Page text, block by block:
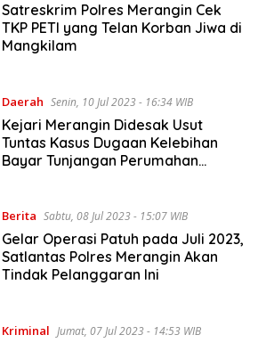
Satreskrim Polres Merangin Cek
TKP PETI yang Telan Korban Jiwa di
Mangkilam
Daerah Senin, 10 Jul 2023 - 16:34 WIB
Kejari Merangin Didesak Usut
Tuntas Kasus Dugaan Kelebihan
Bayar Tunjangan Perumahan
Berita Sabtu, 08 Jul 2023 - 15:07 WIB
Gelar Operasi Patuh pada Juli 2023,
Satlantas Polres Merangin Akan
Tindak Pelanggaran Ini
Kriminal Jumat, 07 Jul 2023 - 14:53 WIB